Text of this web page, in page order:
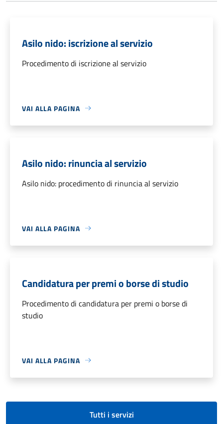
Asilo nido: iscrizione al servizio
Procedimento di iscrizione al servizio
VAI ALLA PAGINA
Asilo nido: rinuncia al servizio
Asilo nido: procedimento di rinuncia al servizio
VAI ALLA PAGINA
Candidatura per premi o borse di studio
Procedimento di candidatura per premi o borse di
studio
VAI ALLA PAGINA
Tutti i servizi